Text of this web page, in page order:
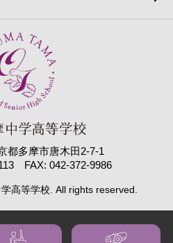
都多摩市唐木田2-7-1
FAX: 042-372-9986
高等学校. All rights reserved.